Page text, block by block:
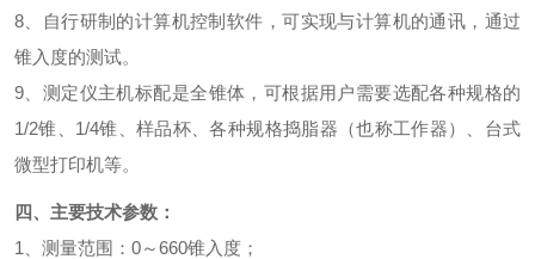
8、自行研制的计算机控制软件，可实现与计算机的通讯，通过
锥入度的测试。
9、测定仪主机标配是全锥体，可根据用户需要选配各种规格的
1/2锥、1/4锥、样品杯、各种规格捣脂器（也称工作器）、台式
微型打印机等。
四、 主要技术参数：
1、测量范围：0～660锥入度；